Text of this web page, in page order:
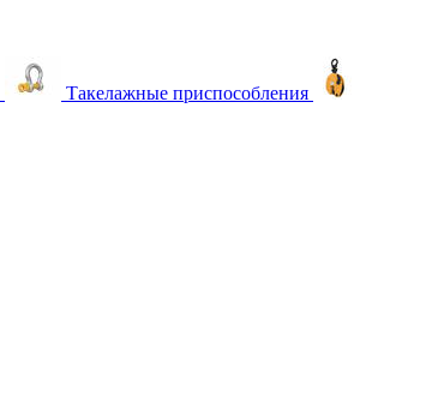
Такелажные приспособления